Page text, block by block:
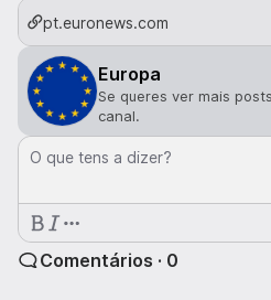
pt.euronews.com
Europa
Se queres ver mais
canal.
O que tens a dizer?
Comentários · 0